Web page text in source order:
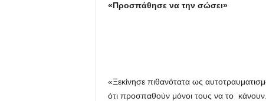
«Προσπάθησε να την σώσει»
«Ξεκίνησε πιθανότατα ως
ότι προσπαθούν μόνοι τους να το κάνουν.